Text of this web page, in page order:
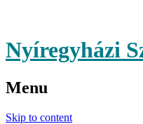
Nyíregyházi
Menu
Skip to content